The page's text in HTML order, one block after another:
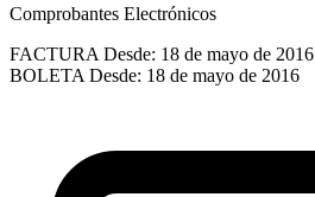
Comprobantes Electrónicos
FACTURA Desde: 18 de mayo de 2016
BOLETA Desde: 18 de mayo de 2016